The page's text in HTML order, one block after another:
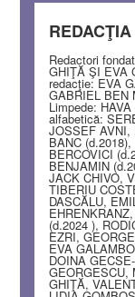
Redactori
GHIŢĂ ŞI EVA
redacţie: EVA
GABRIEL BEN
Limpede:
alfabetică:
JOSSEF AVNI,
BANC
BERCOVICI
BENJAMIN
JACK CHIVO,
TIBERIU
DASCĂLU,
(d.2024 ),
EZRI,
EVA
DOINA
GEORGESCU,
GHIŢĂ,